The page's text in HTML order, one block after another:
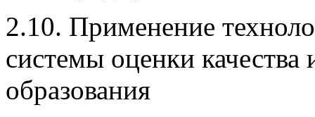
2.10. Применение
системы оценки
образования